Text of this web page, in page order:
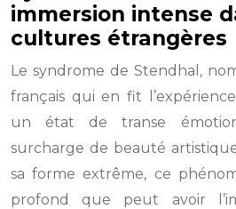
immersion intense
cultures étrangères
Le syndrome de Stendhal,
français qui en fit
un état de transe
surcharge de beauté
sa forme extrême, ce
profond que peut avoir